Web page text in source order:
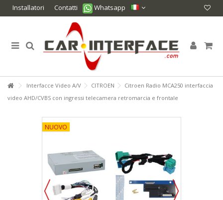
Installatori Contatti Whatsapp
Interfacce Video A/V CITROEN
Citroen Radio MCA250 interfaccia
video AHD/CVBS con ingressi telecamera retromarcia e frontale
NUOVO